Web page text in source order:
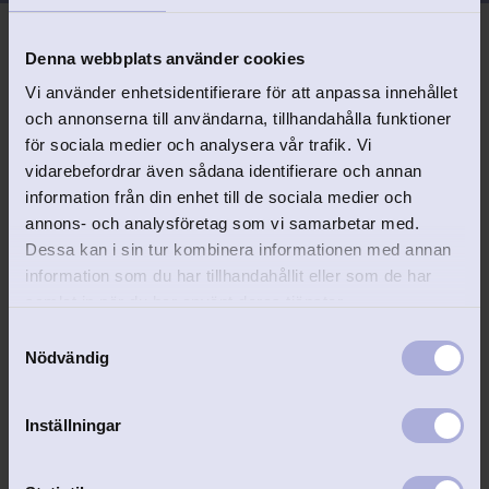
Denna webbplats använder cookies
Vi använder enhetsidentifierare för att anpassa innehållet
och annonserna till användarna, tillhandahålla funktioner
för sociala medier och analysera vår trafik. Vi
vidarebefordrar även sådana identifierare och annan
information från din enhet till de sociala medier och
annons- och analysföretag som vi samarbetar med.
Dessa kan i sin tur kombinera informationen med annan
information som du har tillhandahållit eller som de har
Nödvändig
Inställningar
Relaterade produkter
Fickplunta
Lägg till i favoriter